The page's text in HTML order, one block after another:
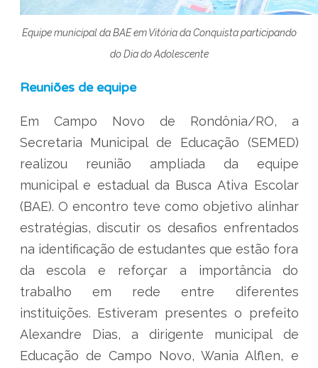
Equipe municipal da BAE em Vitória da Conquista participando
do Dia do Adolescente
Reuniões de equipe
Em Campo Novo de Rondônia/RO, a
Secretaria Municipal de Educação (SEMED)
realizou reunião ampliada da equipe
municipal e estadual da Busca Ativa Escolar
(BAE). O encontro teve como objetivo alinhar
estratégias, discutir os desafios enfrentados
na identificação de estudantes que estão fora
da escola e reforçar a importância do
trabalho em rede entre diferentes
instituições. Estiveram presentes o prefeito
Alexandre Dias, a dirigente municipal de
Educação de Campo Novo, Wania Alflen, e